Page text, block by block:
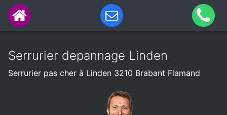
Serrurier depannage Linden
Serrurier pas cher à Linden 3210 Brabant Flamand